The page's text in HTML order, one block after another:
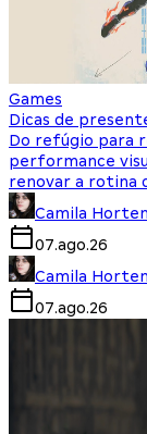
Games
Dicas de
Do refúgio para
performance
renovar a rotina
Camila
07.ago.26
Camila
07.ago.26